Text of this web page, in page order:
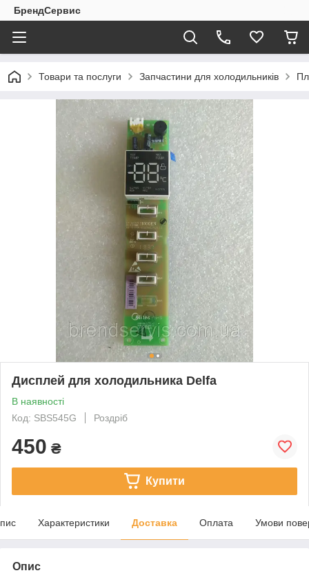
БрендСервис
Товари та послуги Запчастини для холодильників
Дисплей для холодильника Delfa
В наявності
Код: SBS545G
Роздріб
450 ₴
Купити
Характеристики Доставка Оплата Умови
Опис